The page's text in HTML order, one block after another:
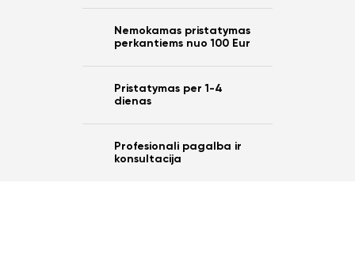
Nemokamas pristatymas
perkantiems nuo 100 Eur
Pristatymas per 1-4
dienas
Profesionali pagalba ir
konsultacija
10%
nuo savo užsakymo?
Ne